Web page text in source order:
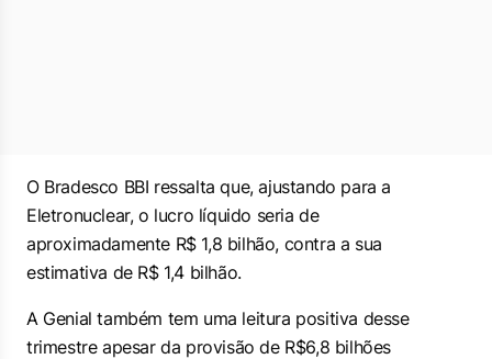
O Bradesco BBI ressalta que, ajustando para a
Eletronuclear, o lucro líquido seria de
aproximadamente R$ 1,8 bilhão, contra a sua
estimativa de R$ 1,4 bilhão.
A Genial também tem uma leitura positiva desse
trimestre apesar da provisão de R$6,8 bilhões